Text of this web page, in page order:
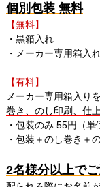
個別包装 無料
【無料】
・黒箱入れ
・メーカー専用箱入
【有料】
メーカー専用箱入り
巻き、のし印刷、仕
・包装のみ 55円（単
・包装＋のし巻き＋
2名様分以上で